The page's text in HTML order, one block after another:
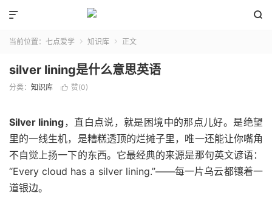


当前位置： 七点爱学  知识库  正文
silver lining是什么意思英语
分类： 知识库  赞(0)
Silver lining，直白点说，就是困境中的那点儿好。是绝望
里的一线生机，是糟糕透顶的烂摊子里，唯一还能让你嘴角
不自觉上扬一下的东西。它最经典的来源是那句英文谚语：
“Every cloud has a silver lining.”——每一片乌云都镶着一
道银边。